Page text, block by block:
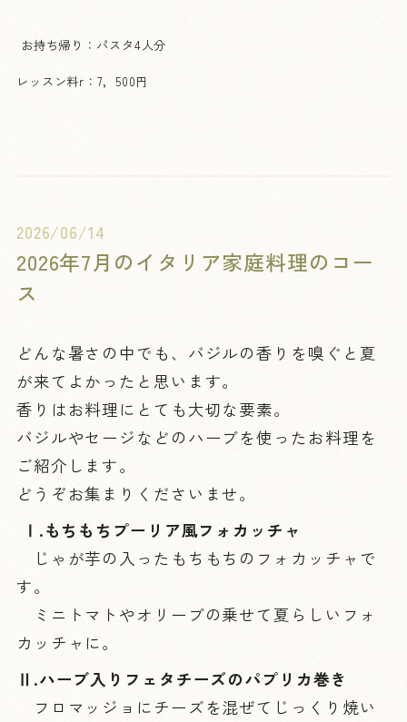
お持ち帰り：パスタ4人分
レッスン料r：7，500円
2026/06/14
2026年7月のイタリア家庭料理のコー
ス
どんな暑さの中でも、バジルの香りを嗅ぐと夏
が来てよかったと思います。
香りはお料理にとても大切な要素。
バジルやセージなどのハーブを使ったお料理を
ご紹介します。
どうぞお集まりくださいませ。
Ⅰ.もちもちプーリア風フォカッチャ
じゃが芋の入ったもちもちのフォカッチャで
す。
ミニトマトやオリーブの乗せて夏らしいフォ
カッチャに。
Ⅱ.ハーブ入りフェタチーズのパプリカ巻き
フロマッジョにチーズを混ぜてじっくり焼い